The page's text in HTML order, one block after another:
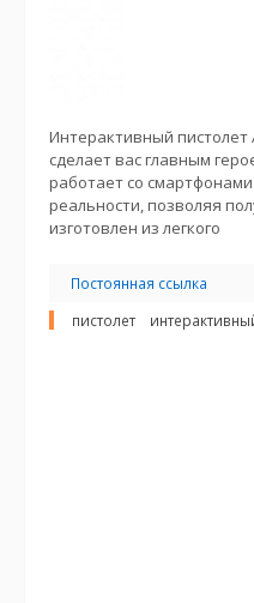
Интерактивный пистолет
сделает вас главным
работает со
реальности, позволяя
изготовлен из легкого
Постоянная ссылка
пистолет